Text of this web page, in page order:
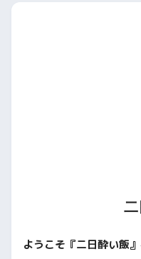
ようこそ『二日酔い飯』